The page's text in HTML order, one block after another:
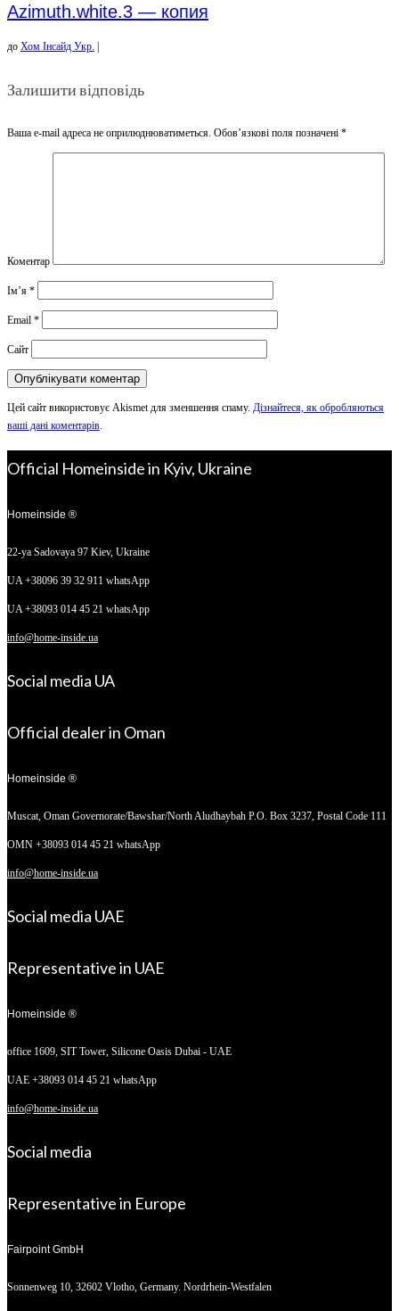
Azimuth.white.3 — копия
до Хом Інсайд Укр.
Залишити відповідь
Ваша e-mail адреса не оприлюднюватиметься. Обов’язкові поля позначені *
Коментар
Ім’я *
Email *
Сайт
Цей сайт використовує Akismet для зменшення спаму. Дізнайтеся, як обробляються
ваші дані коментарів.
Official Homeinside in Kyiv, Ukraine
Homeinside ®
22-ya Sadovaya 97 Kiev, Ukraine
UA +38096 39 32 911 whatsApp
UA +38093 014 45 21 whatsApp
info@home-inside.ua
Social media UA
Official dealer in Oman
Homeinside ®
Muscat, Oman Governorate/Bawshar/North Aludhaybah P.O. Box 3237, Postal Code 111
OMN +38093 014 45 21 whatsApp
info@home-inside.ua
Social media UAE
Representative in UAE
Homeinside ®
office 1609, SIT Tower, Silicone Oasis Dubai - UAE
UAE +38093 014 45 21 whatsApp
info@home-inside.ua
Social media
Representative in Europe
Fairpoint GmbH
Sonnenweg 10, 32602 Vlotho, Germany. Nordrhein-Westfalen